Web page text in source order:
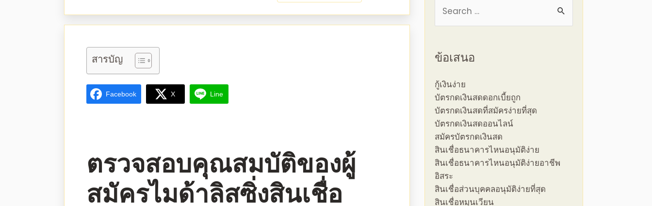
สารบัญ
Facebook X Line
ตรวจสอบคุณสมบัติของผู้
สมัครไมด้าลิสซิ่งสินเชื่อ
ข้อเสนอ
กู้เงินง่าย
บัตรกดเงินสดดอกเบี้ยถูก
บัตรกดเงินสดที่สมัครง่ายที่สุด
บัตรกดเงินสดออนไลน์
สมัครบัตรกดเงินสด
สินเชื่อธนาคารไหนอนุมัติง่าย
สินเชื่อธนาคารไหนอนุมัติง่ายอาชีพ
อิสระ
สินเชื่อส่วนบุคคลอนุมัติง่ายที่สุด
สินเชื่อหมุนเวียน